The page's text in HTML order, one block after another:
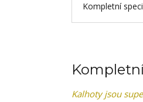
Kompletní
Kalhoty jsou